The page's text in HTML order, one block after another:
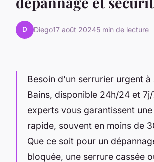
D Diego17 août 20245 min de lecture
Besoin d'un serrurier urgent à
Bains, disponible 24h/24 et 7j/
experts vous garantissent
rapide, souvent en moins de
Que ce soit pour un
bloquée, une serrure cassée